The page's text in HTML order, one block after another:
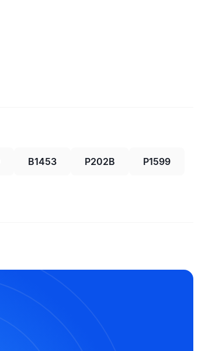
B1453 P202B P1599